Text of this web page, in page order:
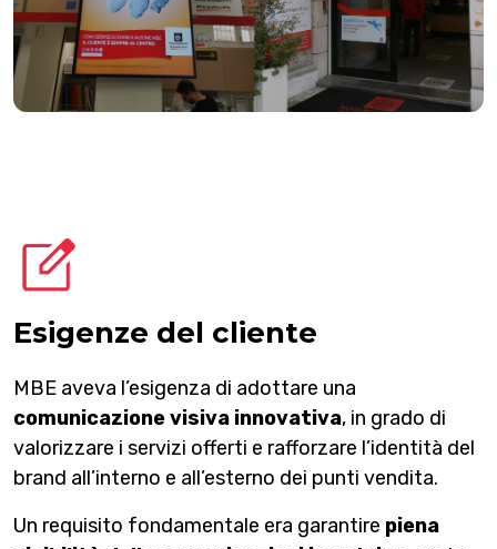
Esigenze del cliente
MBE aveva l’esigenza di adottare una
comunicazione visiva innovativa, in grado di
valorizzare i servizi offerti e rafforzare l’identità del
brand all’interno e all’esterno dei punti vendita.
Un requisito fondamentale era garantire piena